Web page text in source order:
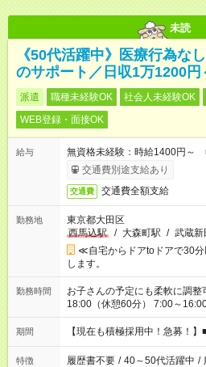
未読
《50代活躍中》医療行為な
のサポート／日収1万1200円
派遣 職種未経験OK 社会人未経験OK
WEB登録・面接OK
給与
無資格未経験：時給1400円～
交通費別途支給あり
交通費 交通費全額支給
勤務地
東京都大田区
西馬込駅
/ 大森町駅 / 武蔵新
≪自宅からドアtoドアで30
します。
勤務時間
お子さんの予定にも柔軟に調整可能です。
18:00（休憩60分） 7:00～
19:00（休憩60分） ※Wワーク希望の方へ 今ご覧のお仕事で希
望する勤務時間と、もう1つの
期間 【現在も積極採用中！急募！】
特徴 履歴書不要 / 40～50代活躍中 /